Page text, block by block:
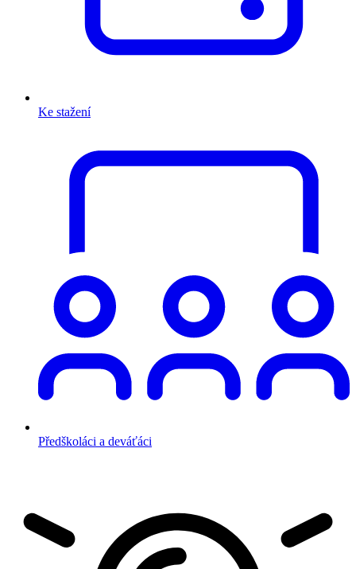
Ke stažení
Předškoláci a deváťáci